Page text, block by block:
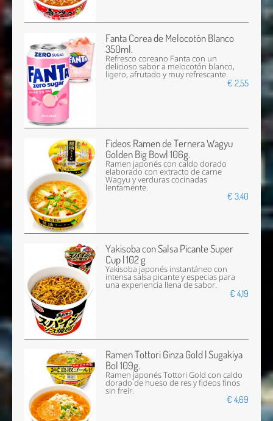
Fanta Corea de Melocotón Blanco
350ml.
Refresco coreano Fanta con un
delicioso sabor a melocotón blanco,
ligero, afrutado y muy refrescante.
€ 2,55
Fideos Ramen de Ternera Wagyu
Golden Big Bowl 106g.
Ramen japonés con caldo dorado
elaborado con extracto de carne
Wagyu y verduras cocinadas
lentamente.
€ 3,40
Yakisoba con Salsa Picante Super
Cup | 102 g
Yakisoba japonés instantáneo con
intensa salsa picante y especias para
una experiencia llena de sabor.
€ 4,19
Ramen Tottori Ginza Gold | Sugakiya
Bol 109g.
Ramen japonés Tottori Gold con caldo
dorado de hueso de res y fideos finos
sin freír.
€ 4,69